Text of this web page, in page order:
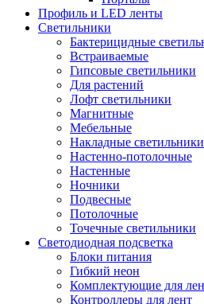
Профиль и LED ленты
Светильники
Бактерицидные
Встраиваемые
Гипсовые светильники
Для растений
Лофт светильники
Магнитные
Мебельные
Накладные светильники
Настенно-потолочные
Настенные
Ночники
Подвесные
Потолочные
Точечные светильники
Светодиодная подсветка
Блоки питания
Гибкий неон
Комплектующие для
Контроллеры для лент